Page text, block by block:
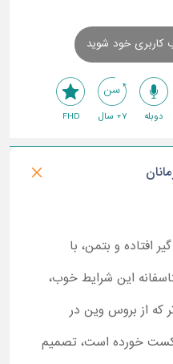
کاربری خود شوید
دوبله 7+ سال FHD
افتاده و بتمن، با
این شرایط خوب،
که از بروس وین در
خورده است، تصمیم